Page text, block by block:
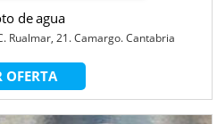
de agua
Rualmar, 21. Camargo. Cantabria
OFERTA